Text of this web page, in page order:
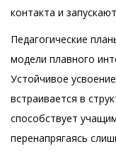
контакта и
Педагогические
модели плавного
Устойчивое
встраивается в
способствует
перенапрягаясь